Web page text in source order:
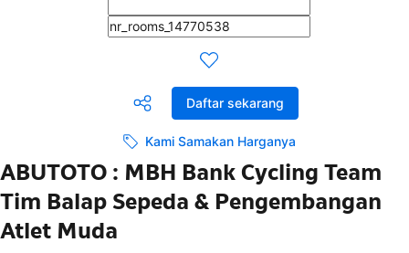
Daftar sekarang
Kami Samakan Harganya
ABUTOTO : MBH Bank Cycling Team
Tim Balap Sepeda & Pengembangan
Atlet Muda